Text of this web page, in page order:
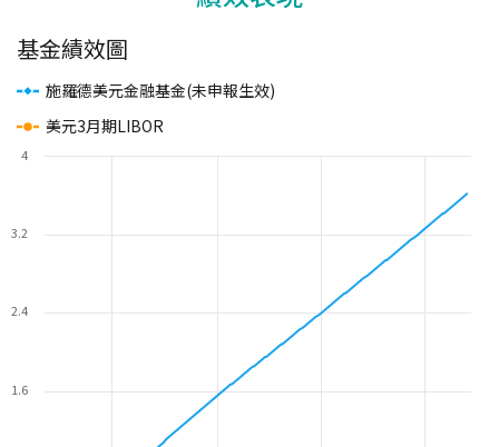
基金績效圖
施羅德美元金融基金(未申報生效)
美元3月期LIBOR
1.6
2.4
3.2
4